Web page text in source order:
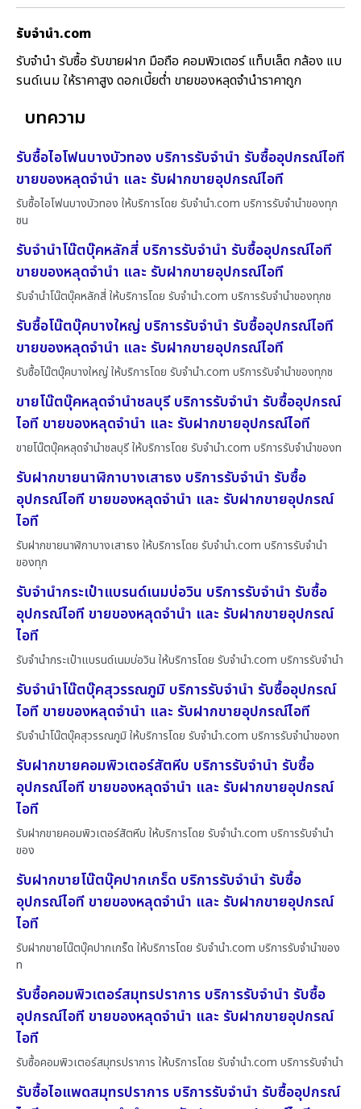
รับจํานํา.com
รับจำนำ รับซื้อ รับขายฝาก มือถือ คอมพิวเตอร์ แท็บเล็ต กล้อง แบ
รนด์เนม ให้ราคาสูง ดอกเบี้ยต่ำ ขายของหลุดจำนำราคาถูก
บทความ
รับซื้อไอโฟนบางบัวทอง บริการรับจำนำ รับซื้ออุปกรณ์ไอที
ขายของหลุดจำนำ และ รับฝากขายอุปกรณ์ไอที
รับซื้อไอโฟนบางบัวทอง ให้บริการโดย รับจํานํา.com บริการรับจำนำของทุก
ชน
รับจำนำโน๊ตบุ๊คหลักสี่ บริการรับจำนำ รับซื้ออุปกรณ์ไอที
ขายของหลุดจำนำ และ รับฝากขายอุปกรณ์ไอที
รับจำนำโน๊ตบุ๊คหลักสี่ ให้บริการโดย รับจํานํา.com บริการรับจำนำของทุกช
รับซื้อโน๊ตบุ๊คบางใหญ่ บริการรับจำนำ รับซื้ออุปกรณ์ไอที
ขายของหลุดจำนำ และ รับฝากขายอุปกรณ์ไอที
รับซื้อโน๊ตบุ๊คบางใหญ่ ให้บริการโดย รับจํานํา.com บริการรับจำนำของทุกช
ขายโน๊ตบุ๊คหลุดจำนำชลบุรี บริการรับจำนำ รับซื้ออุปกรณ์
ไอที ขายของหลุดจำนำ และ รับฝากขายอุปกรณ์ไอที
ขายโน๊ตบุ๊คหลุดจำนำชลบุรี ให้บริการโดย รับจํานํา.com บริการรับจำนำของท
รับฝากขายนาฬิกาบางเสาธง บริการรับจำนำ รับซื้อ
อุปกรณ์ไอที ขายของหลุดจำนำ และ รับฝากขายอุปกรณ์
ไอที
รับฝากขายนาฬิกาบางเสาธง ให้บริการโดย รับจํานํา.com บริการรับจำนำ
ของทุก
รับจำนำกระเป๋าแบรนด์เนมบ่อวิน บริการรับจำนำ รับซื้อ
อุปกรณ์ไอที ขายของหลุดจำนำ และ รับฝากขายอุปกรณ์
ไอที
รับจำนำกระเป๋าแบรนด์เนมบ่อวิน ให้บริการโดย รับจํานํา.com บริการรับจำนำ
รับจำนำโน๊ตบุ๊คสุวรรณภูมิ บริการรับจำนำ รับซื้ออุปกรณ์
ไอที ขายของหลุดจำนำ และ รับฝากขายอุปกรณ์ไอที
รับจำนำโน๊ตบุ๊คสุวรรณภูมิ ให้บริการโดย รับจํานํา.com บริการรับจำนำของท
รับฝากขายคอมพิวเตอร์สัตหีบ บริการรับจำนำ รับซื้อ
อุปกรณ์ไอที ขายของหลุดจำนำ และ รับฝากขายอุปกรณ์
ไอที
รับฝากขายคอมพิวเตอร์สัตหีบ ให้บริการโดย รับจํานํา.com บริการรับจำนำ
ของ
รับฝากขายโน๊ตบุ๊คปากเกร็ด บริการรับจำนำ รับซื้อ
อุปกรณ์ไอที ขายของหลุดจำนำ และ รับฝากขายอุปกรณ์
ไอที
รับฝากขายโน๊ตบุ๊คปากเกร็ด ให้บริการโดย รับจํานํา.com บริการรับจำนำของ
ท
รับซื้อคอมพิวเตอร์สมุทรปราการ บริการรับจำนำ รับซื้อ
อุปกรณ์ไอที ขายของหลุดจำนำ และ รับฝากขายอุปกรณ์
ไอที
รับซื้อคอมพิวเตอร์สมุทรปราการ ให้บริการโดย รับจํานํา.com บริการรับจำนำ
รับซื้อไอแพดสมุทรปราการ บริการรับจำนำ รับซื้ออุปกรณ์